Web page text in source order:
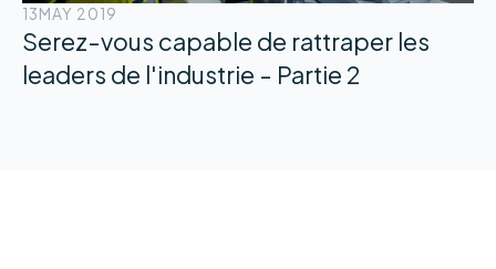
13MAY 2019
Serez-vous capable de rattraper les
leaders de l'industrie - Partie 2